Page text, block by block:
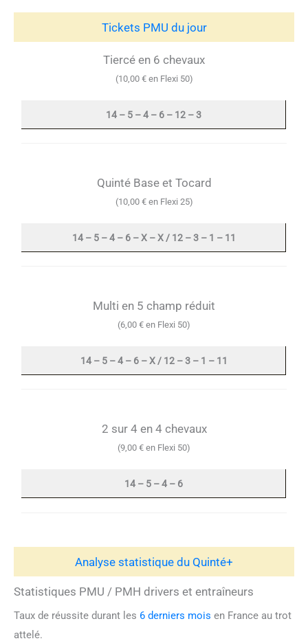
Tickets PMU du jour
Tiercé en 6 chevaux
(10,00 € en Flexi 50)
14 – 5 – 4 – 6 – 12 – 3
Quinté Base et Tocard
(10,00 € en Flexi 25)
14 – 5 – 4 – 6 – X – X / 12 – 3 – 1 – 11
Multi en 5 champ réduit
(6,00 € en Flexi 50)
14 – 5 – 4 – 6 – X / 12 – 3 – 1 – 11
2 sur 4 en 4 chevaux
(9,00 € en Flexi 50)
14 – 5 – 4 – 6
Analyse statistique du Quinté+
Statistiques PMU / PMH drivers et entraîneurs
Taux de réussite durant les 6 derniers mois en France au trot
attelé.